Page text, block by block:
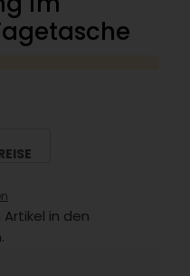
in den